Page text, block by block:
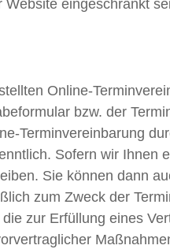
eingeschränkt
Online-
bzw. der
Terminvereinbarung
Sofern wir Ihnen
Sie können dann
zum Zweck der
zur Erfüllung eines